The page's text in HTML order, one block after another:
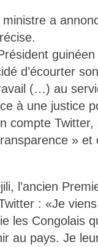
a
guinéen
d’écourter
(…) au
à une justice
compte
»
l’ancien
: «Je
les Congolais
au pays. Je